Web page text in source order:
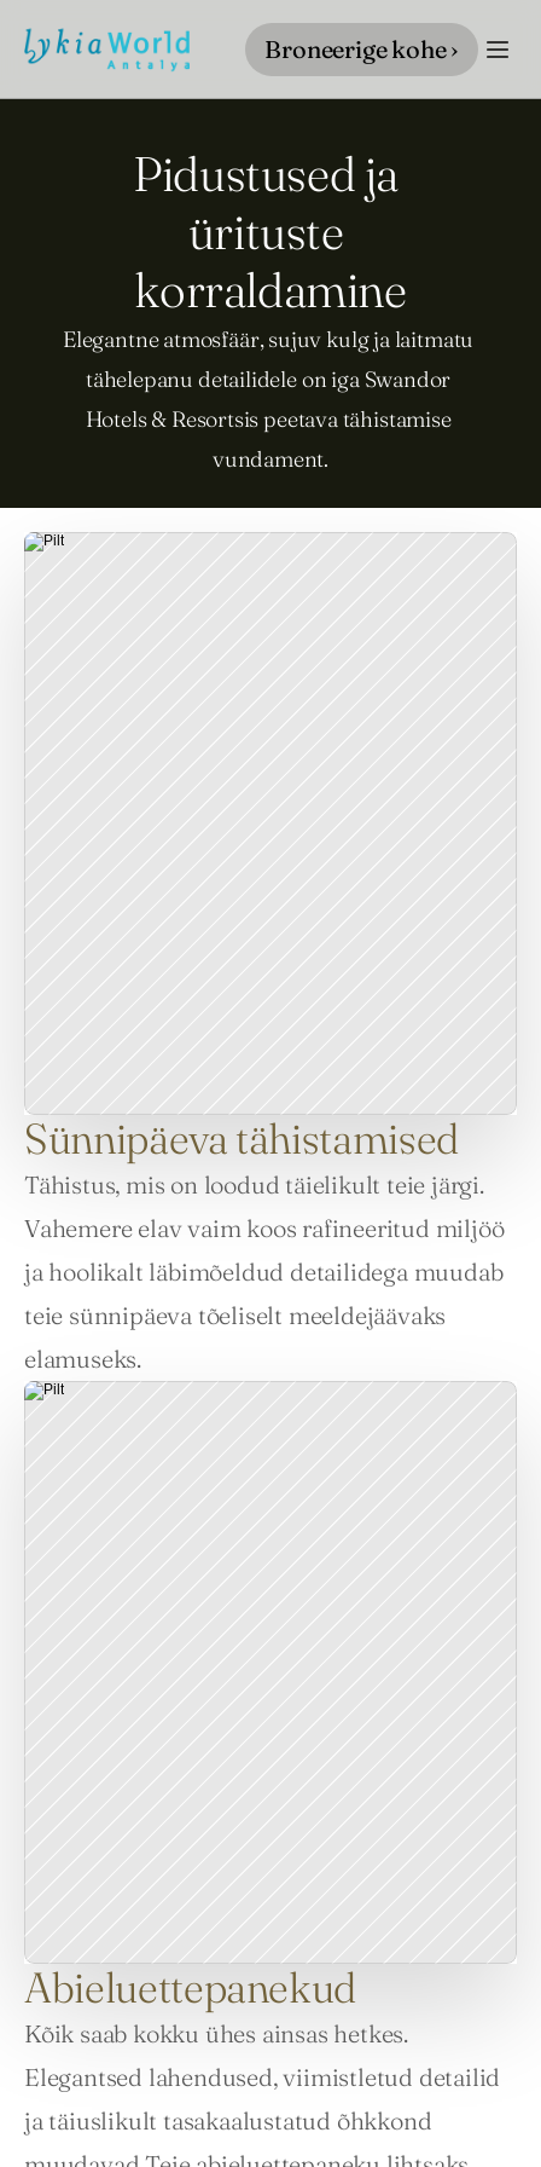
Pidustused ja
ürituste
korraldamine
Elegantne atmosfäär, sujuv kulg ja laitmatu
tähelepanu detailidele on iga Swandor
Hotels & Resortsis peetava tähistamise
vundament.
Sünnipäeva tähistamised
Tähistus, mis on loodud täielikult teie järgi.
Vahemere elav vaim koos rafineeritud miljöö
ja hoolikalt läbimõeldud detailidega muudab
teie sünnipäeva tõeliselt meeldejäävaks
elamuseks.
Abieluettepanekud
Kõik saab kokku ühes ainsas hetkes.
Elegantsed lahendused, viimistletud detailid
ja täiuslikult tasakaalustatud õhkkond
Broneerige kohe ›